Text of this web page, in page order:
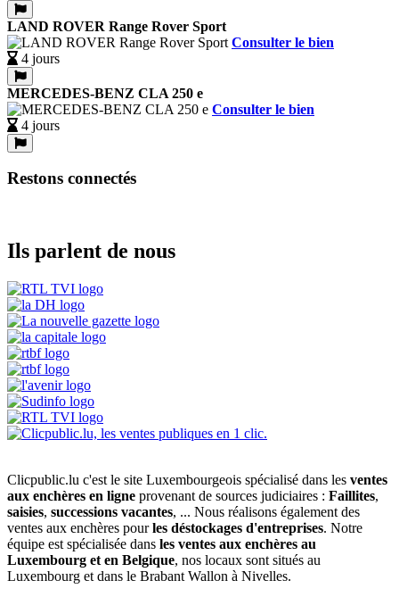
LAND ROVER Range Rover Sport
Consulter le bien
4 jours
MERCEDES-BENZ CLA 250 e
Consulter le bien
4 jours
Restons connectés
Ils parlent de nous
Clicpublic.lu c'est le site Luxembourgeois spécialisé dans les ventes
aux enchères en ligne provenant de sources judiciaires : Faillites,
saisies, successions vacantes, ... Nous réalisons également des
ventes aux enchères pourles déstockages d'entreprises. Notre
équipe est spécialisée dans les ventes aux enchères au
Luxembourg et en Belgique, nos locaux sont situés au
Luxembourg et dans le Brabant Wallon à Nivelles.